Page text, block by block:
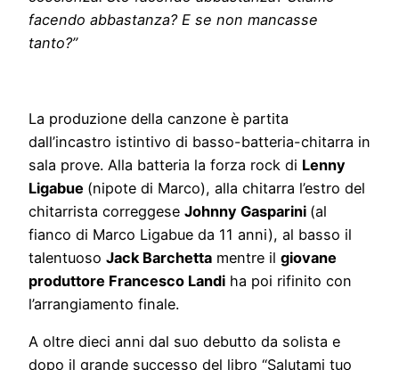
facendo abbastanza? E se non mancasse
tanto?”
La produzione della canzone è partita
dall’incastro istintivo di basso-batteria-chitarra in
sala prove. Alla batteria la forza rock di Lenny
Ligabue (nipote di Marco), alla chitarra l’estro del
chitarrista correggese Johnny Gasparini (al
fianco di Marco Ligabue da 11 anni), al basso il
talentuoso Jack Barchetta mentre il giovane
produttore Francesco Landi ha poi rifinito con
l’arrangiamento finale.
A oltre dieci anni dal suo debutto da solista e
dopo il grande successo del libro “Salutami tuo